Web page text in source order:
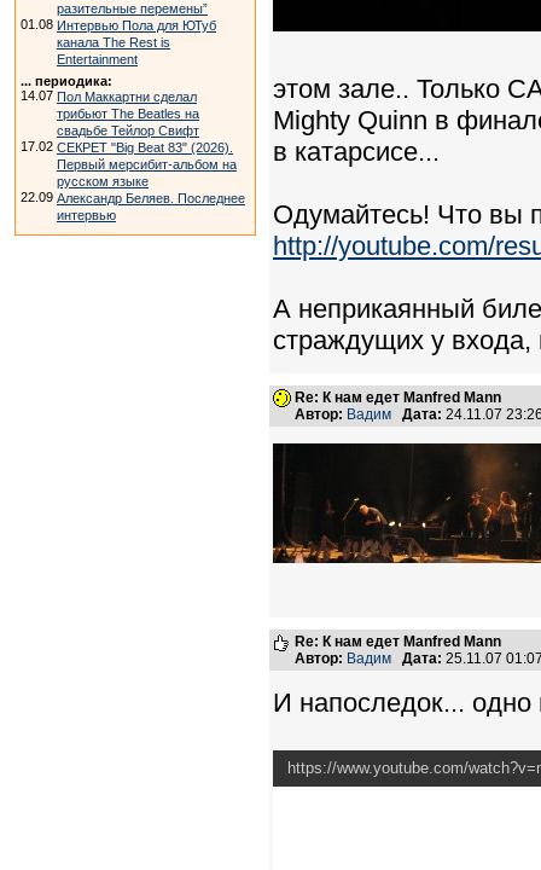
разительные перемены”
01.08 Интервью Пола для ЮТуб
канала The Rest is
Entertainment
... периодика:
14.07 Пол Маккартни сделал
трибьют The Beatles на
свадьбе Тейлор Свифт
17.02 СЕКРЕТ "Big Beat 83" (2026).
Первый мерсибит-альбом на
русском языке
22.09 Александр Беляев. Последнее
интервью
этом зале.. Только
Mighty Quinn в
в катарсисе...
Одумайтесь! Что вы
http://youtube.com/
А неприкаянный
страждущих у входа,
Re: К нам едет Manfred Mann
Автор: Вадим Дата: 24.11.07
Re: К нам едет Manfred Mann
Автор: Вадим Дата: 25.11.07
И напоследок...
https://www.youtube.com/